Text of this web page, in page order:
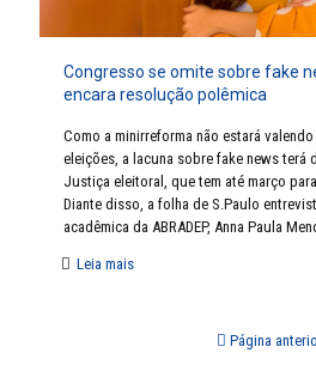
Congresso se omite sobre fake
encara resolução polêmica
Como a minirreforma não estará
eleições, a lacuna sobre fake news terá
Justiça eleitoral, que tem até março
Diante disso, a folha de S.Paulo
acadêmica da ABRADEP, Anna Paula
Leia mais
Página